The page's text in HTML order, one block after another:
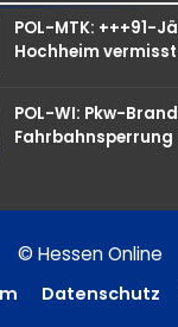
POL-MTK: +++91-
Hochheim
POL-WI: Pkw-
© Hessen Online
Datenschutz